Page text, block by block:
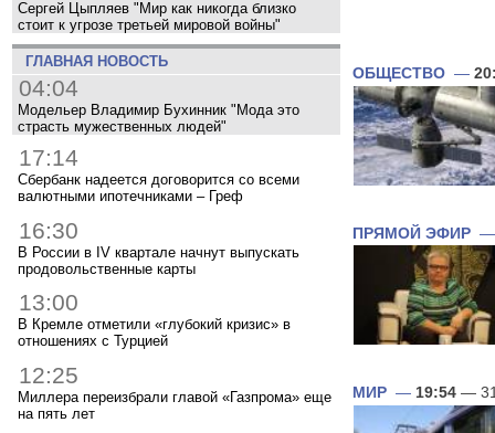
Сергей Цыпляев "Мир как никогда близко
стоит к угрозе третьей мировой войны"
ГЛАВНАЯ НОВОСТЬ
04:04
Модельер Владимир Бухинник "Мода это
страсть мужественных людей"
17:14
Сбербанк надеется договорится со всеми
валютными ипотечниками – Греф
16:30
В России в IV квартале начнут выпускать
продовольственные карты
13:00
В Кремле отметили «глубокий кризис» в
отношениях с Турцией
12:25
Миллера переизбрали главой «Газпрома» еще
на пять лет
ОБЩЕСТВО —
ПРЯМОЙ ЭФИР
МИР — 19:54 —